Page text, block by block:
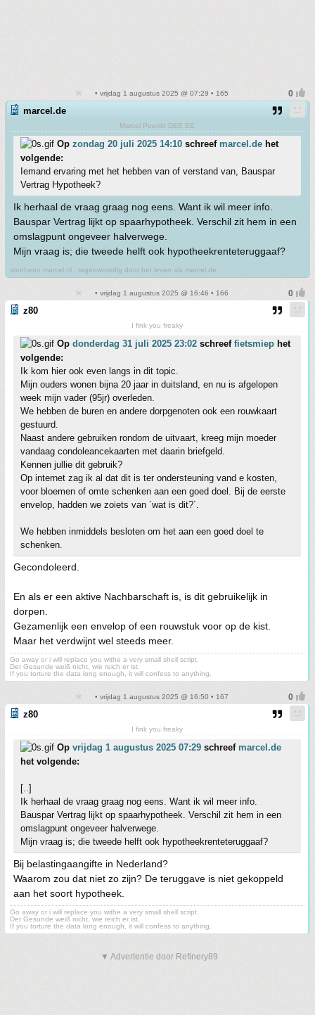
• vrijdag 1 augustus 2025 @ 07:29 • 165
marcel.de
Marcel Poenkt DEE EE
Op zondag 20 juli 2025 14:10 schreef marcel.de het
volgende:
Iemand ervaring met het hebben van of verstand van, Bauspar
Vertrag Hypotheek?
Ik herhaal de vraag graag nog eens. Want ik wil meer info.
Bauspar Vertrag lijkt op spaarhypotheek. Verschil zit hem in een
omslagpunt ongeveer halverwege.
Mijn vraag is; die tweede helft ook hypotheekrenteteruggaaf?
voorheen marcel.nl , tegenwoordig door het leven als marcel.de
• vrijdag 1 augustus 2025 @ 16:46 • 166
z80
I fink you freaky
Op donderdag 31 juli 2025 23:02 schreef fietsmiep het
volgende:
Ik kom hier ook even langs in dit topic.
Mijn ouders wonen bijna 20 jaar in duitsland, en nu is afgelopen
week mijn vader (95jr) overleden.
We hebben de buren en andere dorpgenoten ook een rouwkaart
gestuurd.
Naast andere gebruiken rondom de uitvaart, kreeg mijn moeder
vandaag condoleancekaarten met daarin briefgeld.
Kennen jullie dit gebruik?
Op internet zag ik al dat dit is ter ondersteuning vand e kosten,
voor bloemen of omte schenken aan een goed doel. Bij de eerste
envelop, hadden we zoiets van ´wat is dit?´.
We hebben inmiddels besloten om het aan een goed doel te
schenken.
Gecondoleerd.
En als er een aktive Nachbarschaft is, is dit gebruikelijk in
dorpen.
Gezamenlijk een envelop of een rouwstuk voor op de kist.
Maar het verdwijnt wel steeds meer.
Go away or i will replace you withe a very small shell script.
Der Gesunde weiß nicht, wie reich er ist.
If you torture the data long enough, it will confess to anything.
• vrijdag 1 augustus 2025 @ 16:50 • 167
z80
I fink you freaky
Op vrijdag 1 augustus 2025 07:29 schreef marcel.de
het volgende:
[..]
Ik herhaal de vraag graag nog eens. Want ik wil meer info.
Bauspar Vertrag lijkt op spaarhypotheek. Verschil zit hem in een
omslagpunt ongeveer halverwege.
Mijn vraag is; die tweede helft ook hypotheekrenteteruggaaf?
Bij belastingaangifte in Nederland?
Waarom zou dat niet zo zijn? De teruggave is niet gekoppeld
aan het soort hypotheek.
Go away or i will replace you withe a very small shell script.
Der Gesunde weiß nicht, wie reich er ist.
If you torture the data long enough, it will confess to anything.
▼ Advertentie door Refinery89